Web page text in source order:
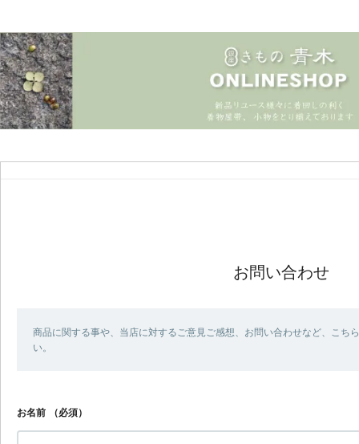
お問い合わせ
商品に関する事や、当店に対するご意見ご感想、お問い合わせなど、こち
い。
お名前 （必須）